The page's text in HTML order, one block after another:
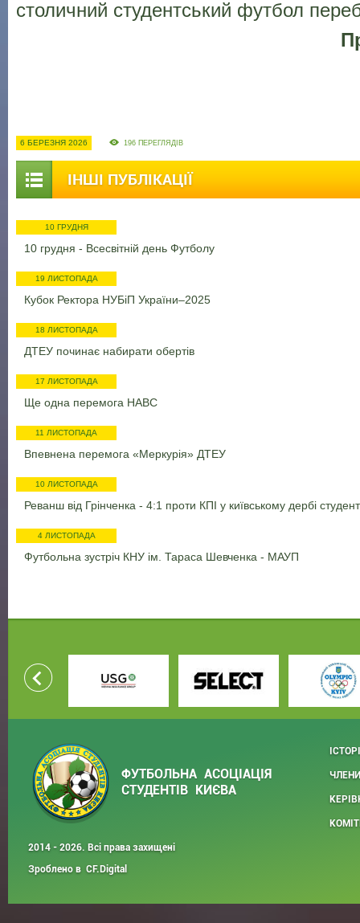
столичний студентський футбол
6 БЕРЕЗНЯ 2026 196 ПЕРЕГЛЯДІВ
ІНШІ ПУБЛІКАЦІЇ
10 ГРУДНЯ
10 грудня - Всесвітній день Футболу
19 ЛИСТОПАДА
Кубок Ректора НУБіП України–2025
18 ЛИСТОПАДА
ДТЕУ починає набирати обертів
17 ЛИСТОПАДА
Ще одна перемога НАВС
11 ЛИСТОПАДА
Впевнена перемога «Меркурія» ДТЕУ
10 ЛИСТОПАДА
Реванш від Грінченка - 4:1 проти КПІ у київському дербі
4 ЛИСТОПАДА
Футбольна зустріч КНУ ім. Тараса Шевченка - МАУП
ФУТБОЛЬНА АСОЦІАЦІЯ
СТУДЕНТІВ КИЄВА
2014 - 2026. Всі права захищені
Зроблено в CF.Digital